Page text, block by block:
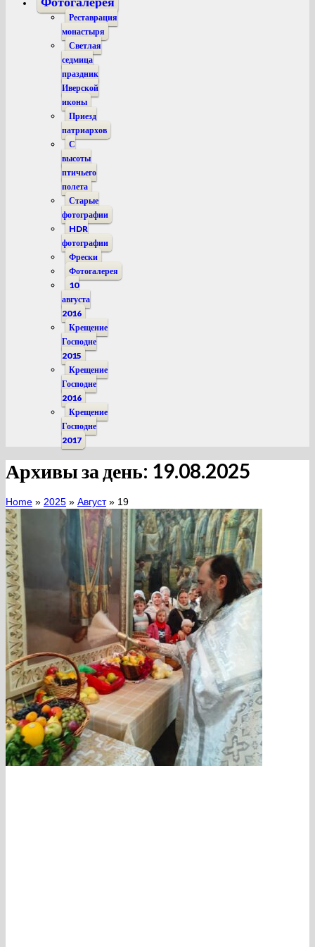
Реставрация
монастыря
Светлая
седмица
праздник
Иверской
иконы
Приезд
патриархов
С
высоты
птичьего
полета
Старые
фотографии
HDR
фотографии
Фрески
Фотогалерея
10
августа
2016
Крещение
Господне
2015
Крещение
Господне
2016
Крещение
Господне
2017
Архивы за день: 19.08.2025
Home » 2025 » Август » 19